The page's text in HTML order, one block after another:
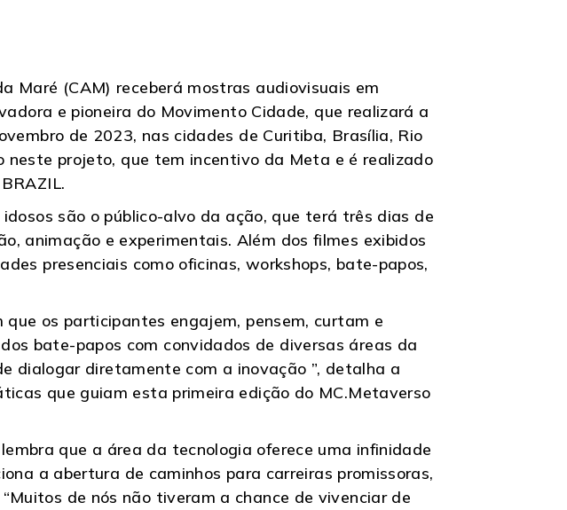
Maré (CAM) receberá mostras audiovisuais em
e pioneira do Movimento Cidade, que realizará a
de 2023, nas cidades de Curitiba, Brasília, Rio
neste projeto, que tem incentivo da Meta e é realizado
são o público-alvo da ação, que terá três dias de
animação e experimentais. Além dos filmes exibidos
presenciais como oficinas, workshops, bate-papos,
os participantes engajem, pensem, curtam e
bate-papos com convidados de diversas áreas da
dialogar diretamente com a inovação ”, detalha a
que guiam esta primeira edição do MC.Metaverso
que a área da tecnologia oferece uma infinidade
a abertura de caminhos para carreiras promissoras,
de nós não tiveram a chance de vivenciar de